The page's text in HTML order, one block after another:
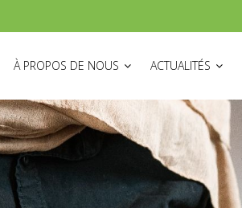
À PROPOS DE NOUS ACTUALITÉS